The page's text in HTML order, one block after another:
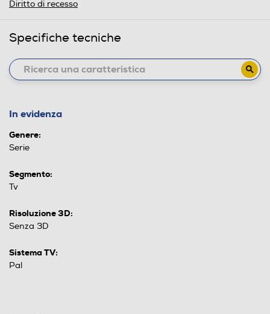
Diritto di recesso
Specifiche tecniche
In evidenza
Genere:
Serie
Segmento:
Tv
Risoluzione 3D:
Senza 3D
Sistema TV:
Pal